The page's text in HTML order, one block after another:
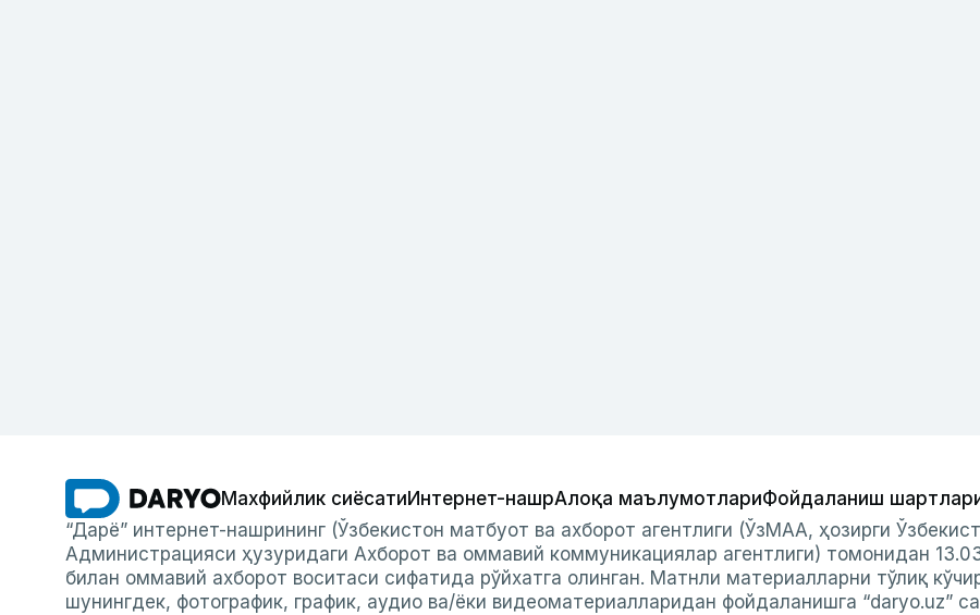
Махфийлик сиёсатиИнтернет-нашрАлоқа маълумотлариФойдаланиш
“Дарё” интернет-нашрининг (Ўзбекистон матбуот ва ахборот агентлиги (ЎзМАА, ҳозирги
Администрацияси ҳузуридаги Ахборот ва оммавий коммуникациялар агентлиги) томонидан
билан оммавий ахборот воситаси сифатида рўйхатга олинган. Матнли материалларни тўлиқ
шунингдек, фотографик, график, аудио ва/ёки видеоматериалларидан фойдаланишга “daryo.uz”